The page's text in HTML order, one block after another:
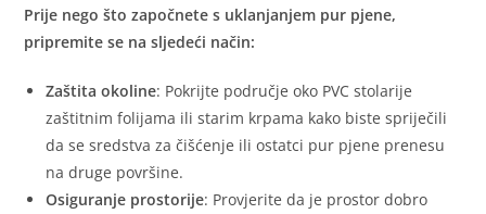
Prije nego što započnete s uklanjanjem pur pjene,
pripremite se na sljedeći način:
Zaštita okoline: Pokrijte područje oko PVC stolarije
zaštitnim folijama ili starim krpama kako biste spriječili
da se sredstva za čišćenje ili ostatci pur pjene prenesu
na druge površine.
Osiguranje prostorije: Provjerite da je prostor dobro